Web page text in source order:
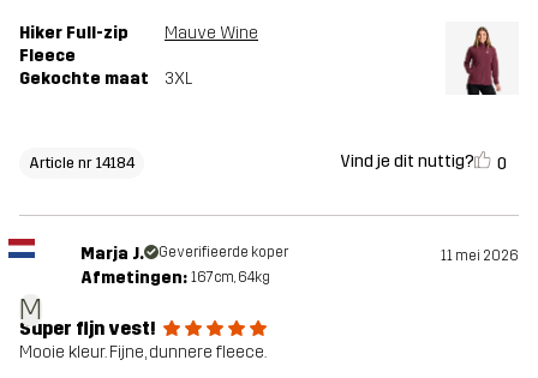
Hiker Full-zip
Fleece
Mauve Wine
Gekochte maat 3XL
Article nr 14184 Vind je dit nuttig? 0
M
Marja J. Geverifieerde koper 11 mei 2026
Afmetingen: 167cm, 64kg
Super fijn vest!
Mooie kleur. Fijne, dunnere fleece.